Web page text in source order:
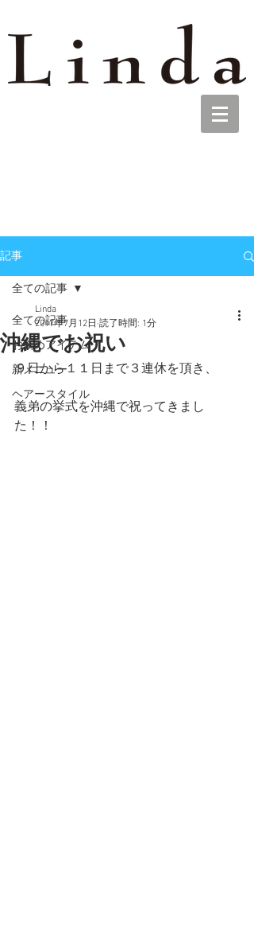
記事
全ての記事
お薦めアイテム
新メニュー
ヘアースタイル
全ての記事
沖縄でお祝い
Linda
2017年7月12日 読了時間: 1分
９日から１１日まで３連休を頂き、
義弟の挙式を沖縄で祝ってきまし
た！！